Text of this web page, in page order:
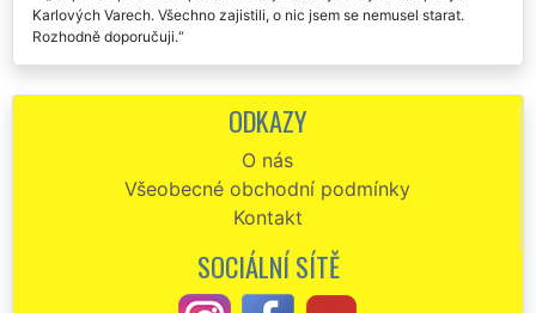
Karlových Varech. Všechno zajistili, o nic jsem se nemusel starat.
Rozhodně doporučuji.
společnost v naší republice. V pondělí mi zajišťovali dosti složité
vyklízení půdy v našem domě v Karlových Varech a musím uznat, že
podobné služby, rozhodně si vyberou tuto společnost.
Chtěl by jsem moc poděkovat za vyklízení půdy v našem baráku v
Karlových Varech, o které jste se mi postarali minulý týden. Vaší
společnost budu určitě dál doporučovat.
Od začátku do konce skutečně perfektní a profesionální služby.
ODKAZY
O nás
Všeobecné obchodní podmínky
Kontakt
SOCIÁLNÍ SÍTĚ